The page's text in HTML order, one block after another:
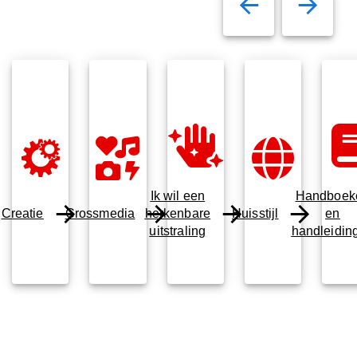
Creatie Crossmedia
Ik wil een
herkenbare
uitstraling
Huisstijl
en